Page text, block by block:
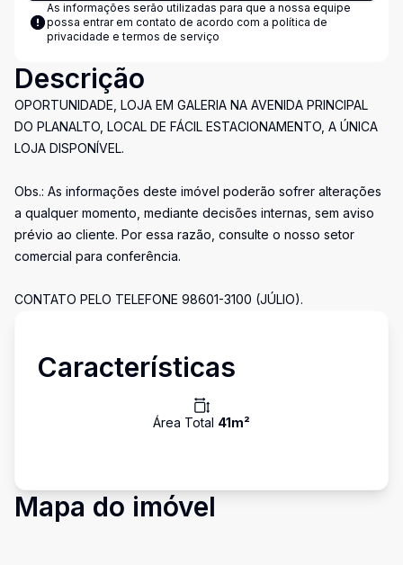
As informações serão utilizadas para que a nossa equipe
possa entrar em contato de acordo com a política de
privacidade e termos de serviço
Descrição
OPORTUNIDADE, LOJA EM GALERIA NA AVENIDA PRINCIPAL
DO PLANALTO, LOCAL DE FÁCIL ESTACIONAMENTO, A ÚNICA
LOJA DISPONÍVEL.
Obs.: As informações deste imóvel poderão sofrer alterações
a qualquer momento, mediante decisões internas, sem aviso
prévio ao cliente. Por essa razão, consulte o nosso setor
comercial para conferência.
CONTATO PELO TELEFONE 98601-3100 (JÚLIO).
Características
Área Total 41m²
Mapa do imóvel